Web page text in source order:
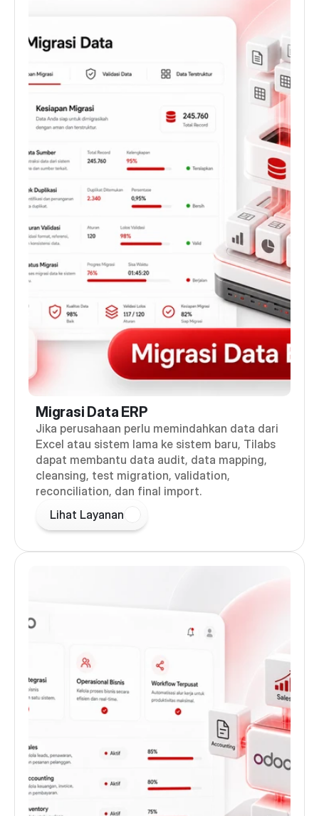
Migrasi Data ERP
Jika perusahaan perlu memindahkan data dari
Excel atau sistem lama ke sistem baru, Tilabs
dapat membantu data audit, data mapping,
cleansing, test migration, validation,
reconciliation, dan final import.
Lihat Layanan